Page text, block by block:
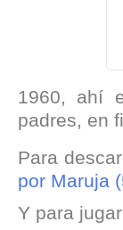
1960, ahí
padres, en
Para
por Maruja
Y para